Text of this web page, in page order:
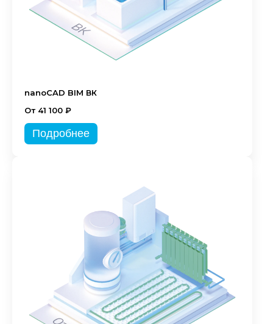
nanoCAD BIM ВК
От 41 100 ₽
Подробнее